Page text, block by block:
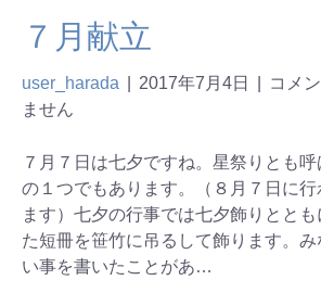
７月献立
user_harada 2017年7月4日
コメ
ません
７月７日は七夕ですね。星祭りとも
の１つでもあります。（８月７日に行
ます）七夕の行事では七夕飾りとと
た短冊を笹竹に吊るして飾ります。
い事を書いたことがあ…